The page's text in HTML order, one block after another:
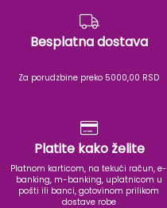
Besplatna dostava
Za porudzbine preko 5000,00 RSD
Platite kako želite
Platnom karticom, na tekući račun, e-
banking, m-banking, uplatnicom u
pošti ili banci, gotovinom prilikom
dostave robe